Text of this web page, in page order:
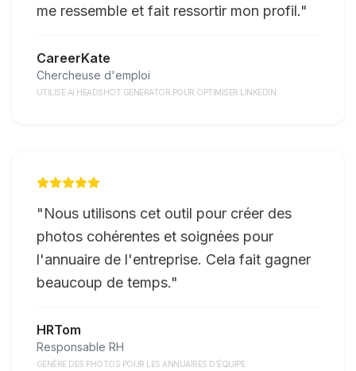
me ressemble et fait ressortir mon profil."
CareerKate
Chercheuse d'emploi
UTILISE AI HEADSHOT GENERATOR POUR OPTIMISER LINKEDIN
"Nous utilisons cet outil pour créer des
photos cohérentes et soignées pour
l'annuaire de l'entreprise. Cela fait gagner
beaucoup de temps."
HRTom
Responsable RH
GÉNÈRE DES PHOTOS POUR LES ANNUAIRES D'ÉQUIPE